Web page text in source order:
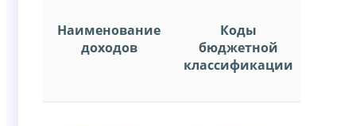
Наименование
доходов
Коды
бюджетной
классификации